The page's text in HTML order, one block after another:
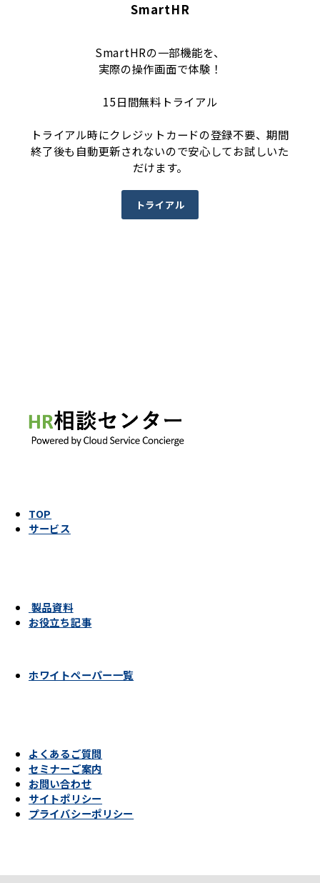
SmartHR
SmartHRの一部機能を、
実際の操作画面で体験！
15日間無料トライアル
トライアル時にクレジットカードの登録不要、期間
終了後も自動更新されないので安心してお試しいた
だけます。
トライアル
TOP
サービス
製品資料
お役立ち記事
ホワイトペーパー一覧
よくあるご質問
セミナーご案内
お問い合わせ
サイトポリシー
プライバシーポリシー